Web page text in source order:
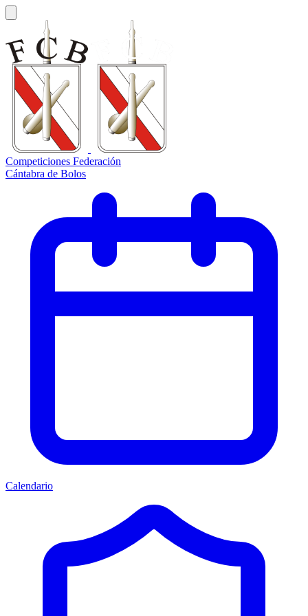
Competiciones Federación
Cántabra de Bolos
Calendario